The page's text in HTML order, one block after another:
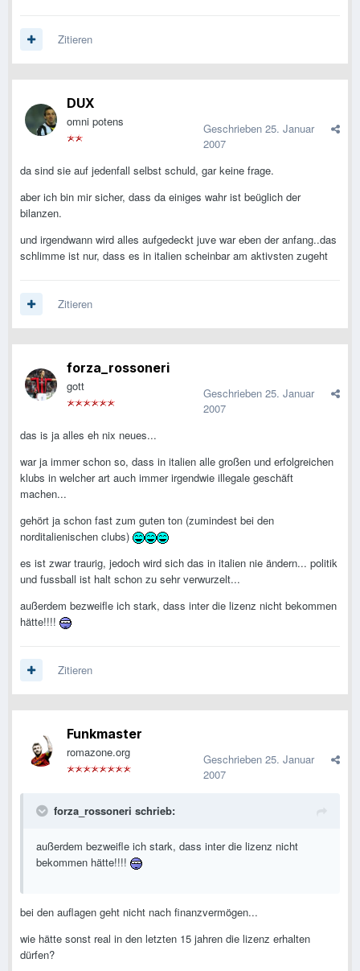
Zitieren
DUX
omni potens Geschrieben 25. Januar
2007
da sind sie auf jedenfall selbst schuld, gar keine frage.
aber ich bin mir sicher, dass da einiges wahr ist beüglich der
bilanzen.
und irgendwann wird alles aufgedeckt juve war eben der anfang..das
schlimme ist nur, dass es in italien scheinbar am aktivsten zugeht
Zitieren
forza_rossoneri
gott Geschrieben 25. Januar
2007
das is ja alles eh nix neues...
war ja immer schon so, dass in italien alle großen und erfolgreichen
klubs in welcher art auch immer irgendwie illegale geschäft
machen...
gehört ja schon fast zum guten ton (zumindest bei den
norditalienischen clubs)
es ist zwar traurig, jedoch wird sich das in italien nie ändern... politik
und fussball ist halt schon zu sehr verwurzelt...
außerdem bezweifle ich stark, dass inter die lizenz nicht bekommen
hätte!!!!
Zitieren
Funkmaster
romazone.org Geschrieben 25. Januar
2007
forza_rossoneri schrieb:
außerdem bezweifle ich stark, dass inter die lizenz nicht
bekommen hätte!!!!
bei den auflagen geht nicht nach finanzvermögen...
wie hätte sonst real in den letzten 15 jahren die lizenz erhalten
dürfen?